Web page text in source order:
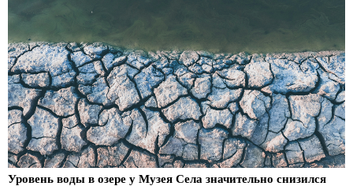
Уровень воды в озере у Музея Села значительно снизился